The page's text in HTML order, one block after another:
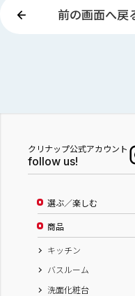
前の画面へ戻
クリナップ公式アカウント
follow us!
選ぶ／楽しむ
商品
キッチン
バスルーム
洗面化粧台